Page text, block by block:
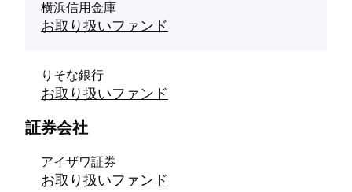
横浜信用金庫
お取り扱いファンド
りそな銀行
お取り扱いファンド
証券会社
アイザワ証券
お取り扱いファンド